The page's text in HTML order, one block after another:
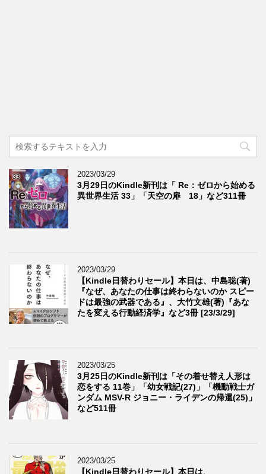
2023/03/29
3月29日のKindle新刊は「 Re：ゼロから始める
異世界生活 33」「天空の扉 18」など311冊
2023/03/29
【Kindle日替わりセール】本日は、中島聡(著)
『なぜ、あなたの仕事は終わらないのか スピー
ドは最強の武器である』、大竹文雄(著)『あな
たを変える行動経済学』など3冊 [23/3/29]
2023/03/25
3月25日のKindle新刊は「その着せ替え人形は
恋をする 11巻」「幼女戦記(27)」「機動戦士ガ
ンダム MSV-R ジョニー・ライデンの帰還(25)」
など511冊
2023/03/25
【Kindle日替わりセール】本日は、